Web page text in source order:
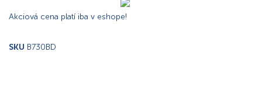
Akciová cena platí iba v eshope!
SKU B730BD